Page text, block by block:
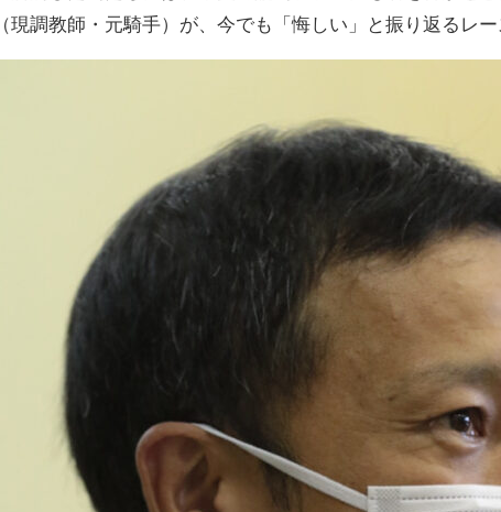
現調教師・元騎手）が、今でも「悔しい」と振り返るレー